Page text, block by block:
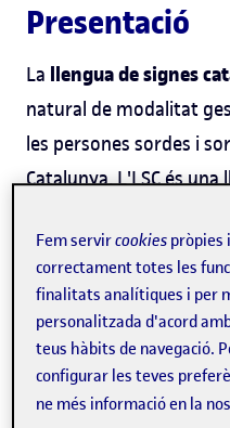
Presentació
La llengua de signes
natural de modalitat
les persones sordes i
Catalunya. L'LSC és
portes a una
també submergeix
cultural única. Amb el
poder-se comunicar en
és cada vegada més
Fem servircookies pròpies
correctament totes les
finalitats analítiques i per
personalitzada d'acord
teus hàbits de navegació.
configurar les teves
ne més informació en la